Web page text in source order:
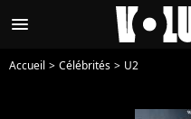
menu
Accueil Célébrités U2